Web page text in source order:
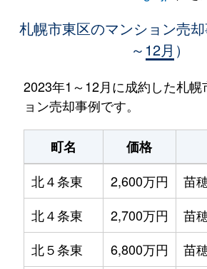
札幌市東区のマンション売
～12月）
2023年1～12月に成約した札幌
ョン売却事例です。
町名 価格
北４条東
2,600万円 苗
北４条東
2,700万円 苗
北５条東
6,800万円 苗